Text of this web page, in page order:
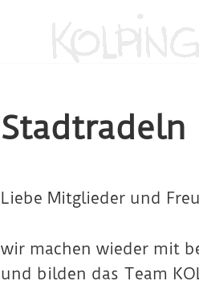
Stadtradeln
Liebe Mitglieder und
wir machen wieder mit
und bilden das Team